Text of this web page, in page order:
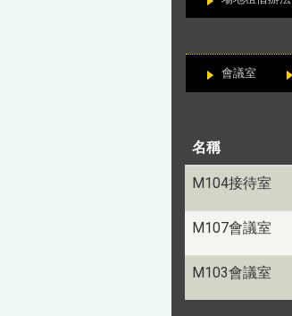
會議室
名稱
M104接待室
M107會議室
M103會議室